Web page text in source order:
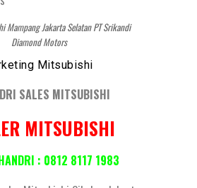
Mampang Jakarta Selatan PT Srikandi
Diamond Motors
MITSUBISHI
: 0812 8117 1983